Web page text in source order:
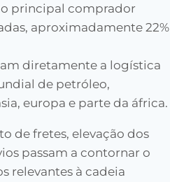
principal comprador
aproximadamente 22%
diretamente a logística
de petróleo,
europa e parte da áfrica.
de fretes, elevação dos
passam a contornar o
relevantes à cadeia